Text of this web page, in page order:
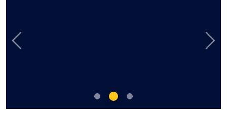
Previous Next